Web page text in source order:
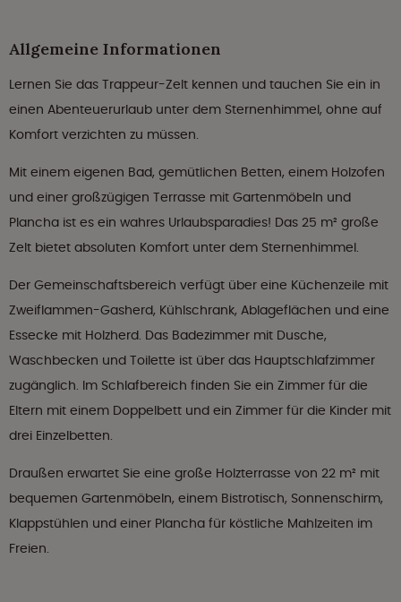
Allgemeine Informationen
Lernen Sie das Trappeur-Zelt kennen und tauchen Sie ein in
einen Abenteuerurlaub unter dem Sternenhimmel, ohne auf
Komfort verzichten zu müssen.
Mit einem eigenen Bad, gemütlichen Betten, einem Holzofen
und einer großzügigen Terrasse mit Gartenmöbeln und
Plancha ist es ein wahres Urlaubsparadies! Das 25 m² große
Zelt bietet absoluten Komfort unter dem Sternenhimmel.
Der Gemeinschaftsbereich verfügt über eine Küchenzeile mit
Zweiflammen-Gasherd, Kühlschrank, Ablageflächen und eine
Essecke mit Holzherd. Das Badezimmer mit Dusche,
Waschbecken und Toilette ist über das Hauptschlafzimmer
zugänglich. Im Schlafbereich finden Sie ein Zimmer für die
Eltern mit einem Doppelbett und ein Zimmer für die Kinder mit
drei Einzelbetten.
Draußen erwartet Sie eine große Holzterrasse von 22 m² mit
bequemen Gartenmöbeln, einem Bistrotisch, Sonnenschirm,
Klappstühlen und einer Plancha für köstliche Mahlzeiten im
Freien.